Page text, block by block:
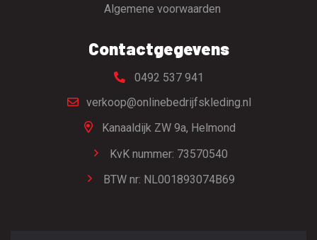
Algemene voorwaarden
Contactgegevens
0492 537 941
verkoop@onlinebedrijfskleding.nl
Kanaaldijk ZW 9a, Helmond
KvK nummer: 73570540
BTW nr: NL001893074B69